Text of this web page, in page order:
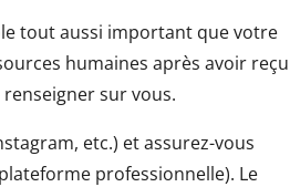
tout aussi important que votre
humaines après avoir reçu
sur vous.
etc.) et assurez-vous
professionnelle). Le